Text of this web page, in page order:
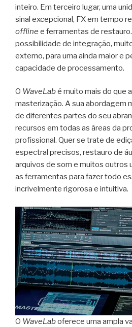
inteiro. Em terceiro lugar, uma
sinal excepcional, FX em tempo
offline e ferramentas de
possibilidade de integração,
externo, para uma ainda maior e
capacidade de processamento.
O WaveLabé muito mais do que
masterização. A sua abordagem
de diferentes partes do seu
recursos em todas as áreas da
profissional. Quer se trate de
espectral precisos, restauro de
arquivos de som e muitos outros
as ferramentas para fazer todo
incrivelmente rigorosa e intuitiva.
O WaveLaboferece uma ampla